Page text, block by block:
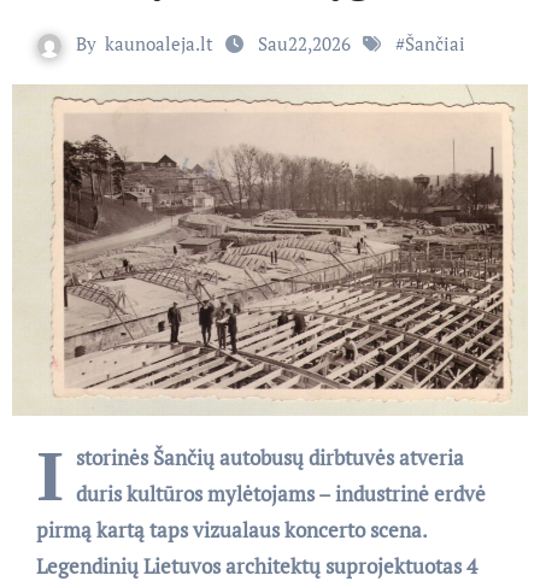
By kaunoaleja.lt Sau22,2026 #Šančiai
I storinės Šančių autobusų dirbtuvės atveria
duris kultūros mylėtojams – industrinė erdvė
pirmą kartą taps vizualaus koncerto scena.
Legendinių Lietuvos architektų suprojektuotas 4